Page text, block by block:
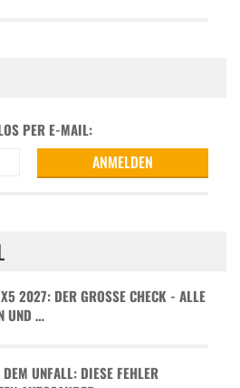
PER E-MAIL:
2027: DER GROSSE CHECK - ALLE D
…
DEM UNFALL: DIESE FEHLER